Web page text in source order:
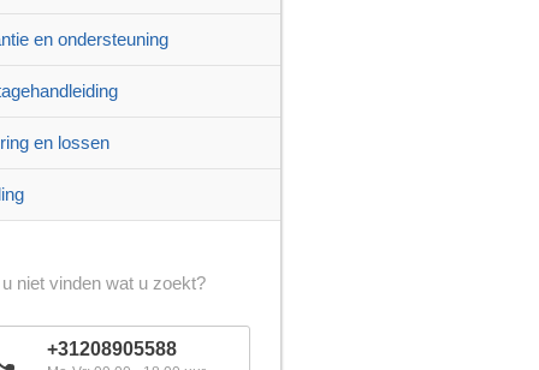
en ondersteuning
en lossen
niet vinden wat u zoekt?
+31208905588